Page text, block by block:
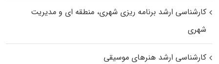
کارشناسی ارشد برنامه ریزی شهری، منطقه‌ ای و مدیریت
شهری
کارشناسی ارشد هنرهای موسیقی